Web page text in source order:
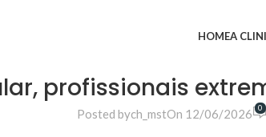
HOMEA
profissionais
Posted bych_mstOn 12/06/2026 0